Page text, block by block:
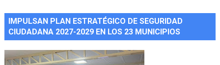
IMPULSAN PLAN ESTRATÉGICO DE SEGURIDAD
CIUDADANA 2027-2029 EN LOS 23 MUNICIPIOS